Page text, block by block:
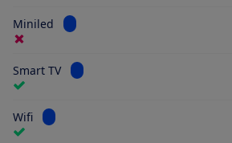
Miniled Bekijk informatie voor Miniled
Smart TV Bekijk informatie voor Smart TV
Wifi Bekijk informatie voor Wifi